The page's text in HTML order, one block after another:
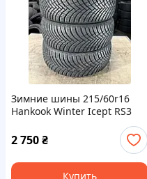
Зимние шины 215/60r16
Hankook Winter Icept RS3
2 750₴
Купить